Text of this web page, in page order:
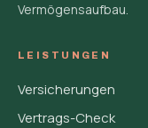
Vermögensaufbau.
LEISTUNGEN
Versicherungen
Vertrags-Check